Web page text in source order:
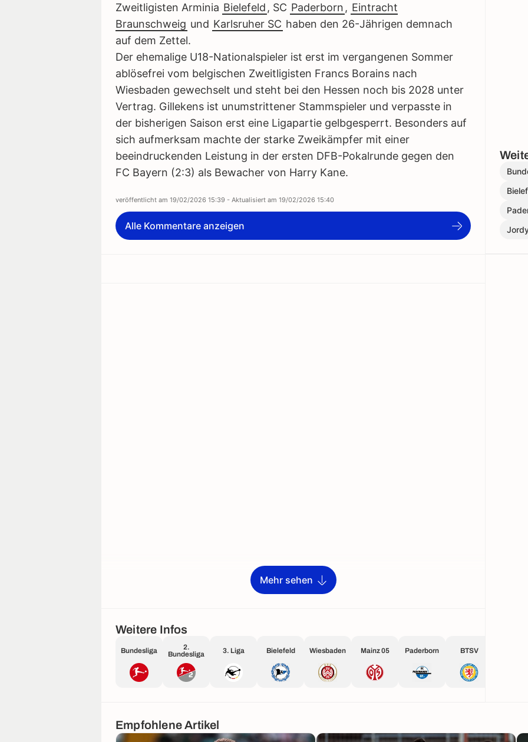
Zweitligisten Arminia Bielefeld , SC Paderborn , Eintracht
Braunschweig und Karlsruher SC haben den 26-Jährigen demnach
auf dem Zettel.
Der ehemalige U18-Nationalspieler ist erst im vergangenen Sommer
ablösefrei vom belgischen Zweitligisten Francs Borains nach
Wiesbaden gewechselt und steht bei den Hessen noch bis 2028 unter
Vertrag. Gillekens ist unumstrittener Stammspieler und verpasste in
der bisherigen Saison erst eine Ligapartie gelbgesperrt. Besonders auf
sich aufmerksam machte der starke Zweikämpfer mit einer
beeindruckenden Leistung in der ersten DFB-Pokalrunde gegen den
FC Bayern (2:3) als Bewacher von Harry Kane.
veröffentlicht am 19/02/2026 15:39 - Aktualisiert am 19/02/2026 15:40
Alle Kommentare anzeigen
Mehr sehen
Weitere Infos
Bundesliga
2.
Bundesliga
3. Liga Bielefeld Wiesbaden Mainz 05 Paderborn BTSV
Empfohlene Artikel